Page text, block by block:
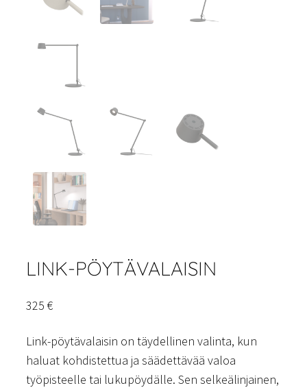
LINK-PÖYTÄVALAISIN
325 €
Link-pöytävalaisin on täydellinen valinta, kun
haluat kohdistettua ja säädettävää valoa
työpisteelle tai lukupöydälle. Sen selkeälinjainen,